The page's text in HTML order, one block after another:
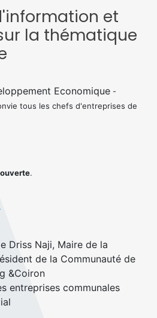
et
la thématique
Economique -
tous les chefs d'entreprises de
.
Driss Naji, Maire de la
de la Communauté de
&Coiron
entreprises communales